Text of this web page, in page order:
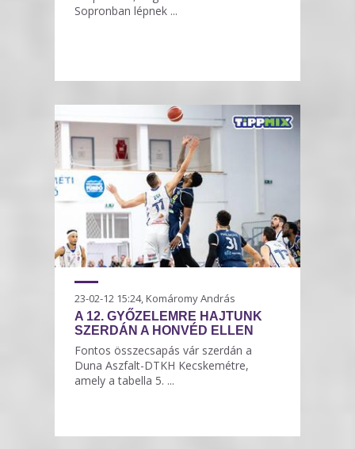
Sopronban lépnek ...
23-02-12 15:24, Komáromy András
A 12. GYŐZELEMRE HAJTUNK
SZERDÁN A HONVÉD ELLEN
Fontos összecsapás vár szerdán a
Duna Aszfalt-DTKH Kecskemétre,
amely a tabella 5. ...